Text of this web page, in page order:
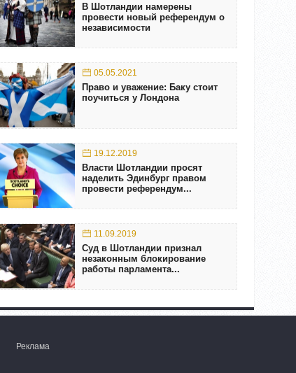
В Шотландии намерены
провести новый референдум о
независимости
05.05.2021
Право и уважение: Баку стоит
поучиться у Лондона
19.12.2019
Власти Шотландии просят
наделить Эдинбург правом
провести референдум...
11.09.2019
Суд в Шотландии признал
незаконным блокирование
работы парламента...
Реклама